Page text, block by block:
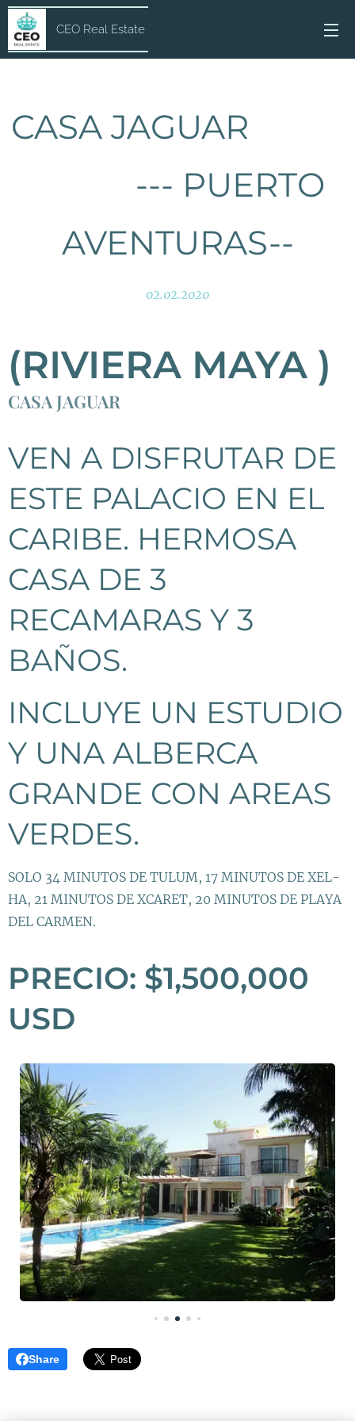
CEO Real Estate
CASA JAGUAR
--- PUERTO
AVENTURAS--
02.02.2020
(RIVIERA MAYA )
CASA JAGUAR
VEN A DISFRUTAR DE
ESTE PALACIO EN EL
CARIBE. HERMOSA
CASA DE 3
RECAMARAS Y 3
BAÑOS.
INCLUYE UN ESTUDIO
Y UNA ALBERCA
GRANDE CON AREAS
VERDES.
SOLO 34 MINUTOS DE TULUM, 17 MINUTOS DE XEL-
HA, 21 MINUTOS DE XCARET, 20 MINUTOS DE PLAYA
DEL CARMEN.
PRECIO: $1,500,000
USD
Share